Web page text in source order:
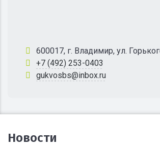
600017, г. Владимир, ул.
+7 (492) 253-0403
gukvosbs@inbox.ru
Новости